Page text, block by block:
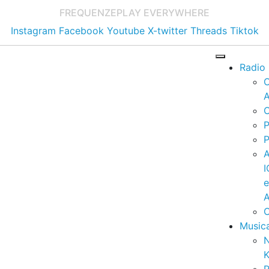
FREQUENZEPLAY EVERYWHERE
Instagram Facebook Youtube X-twitter Threads Tiktok
Radio
e